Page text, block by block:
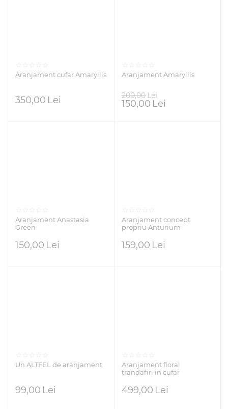
Aranjament cufar Amaryllis
350,00 Lei
Aranjament Amaryllis
200,00 Lei
150,00 Lei
Aranjament Anastasia
Green
150,00 Lei
Aranjament concept
propriu Anturium
159,00 Lei
Un ALTFEL de aranjament
99,00 Lei
Aranjament floral
trandafiri in cufar
499,00 Lei